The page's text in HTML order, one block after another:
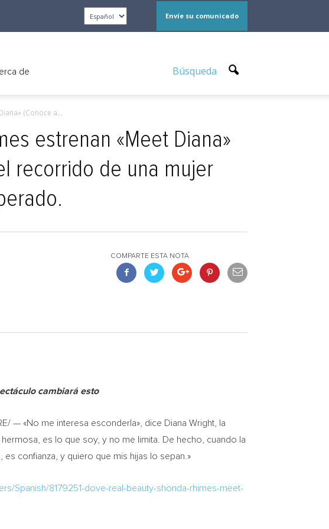
Envíe su comunicado
de Búsqueda
(Conoce a...
estrenan «Meet Diana»
recorrido de una mujer
COMPARTE ESTA NOTA
cambiará esto
— «No me interesa esconderla», dice Diana Wright , la
es lo que soy, y no me limita. De hecho, cuando la
confianza, y quiero que mis hijas lo sepan.»
Spanish/8179251-dove-real-beauty-shonda-rhimes-meet-